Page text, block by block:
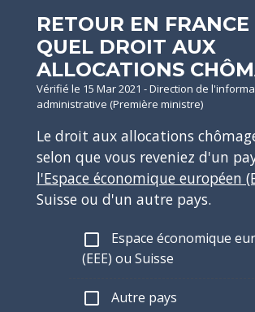
RETOUR EN FRANCE
QUEL DROIT AUX
ALLOCATIONS
Vérifié le 15 Mar 2021 - Direction de
administrative (Première ministre)
Le droit aux allocations
selon que vous reveniez d'un
l'Espace économique européen
Suisse ou d'un autre pays.
check_box_outline_blank
Espace économique
(EEE) ou Suisse
check_box_outline_blank Autre pays